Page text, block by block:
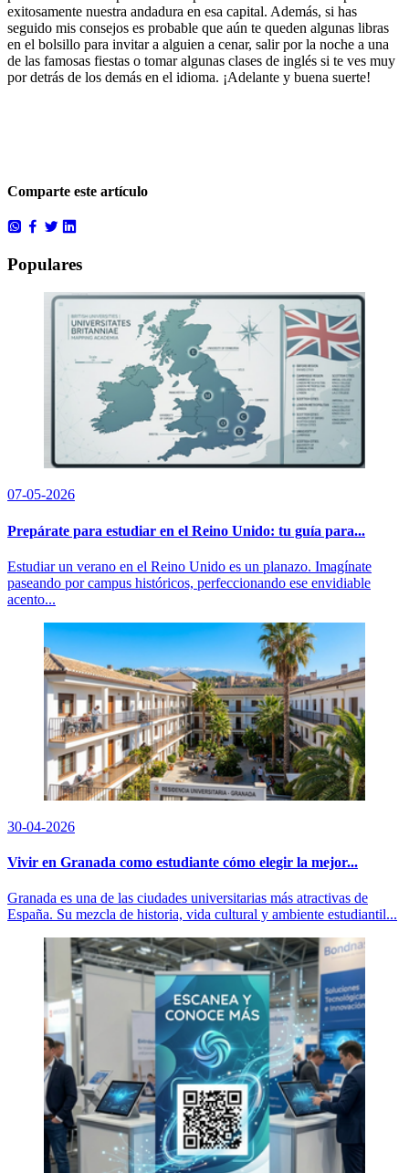
exitosamente nuestra andadura en esa capital. Además, si has
seguido mis consejos es probable que aún te queden algunas libras
en el bolsillo para invitar a alguien a cenar, salir por la noche a una
de las famosas fiestas o tomar algunas clases de inglés si te ves muy
por detrás de los demás en el idioma. ¡Adelante y buena suerte!
Comparte este artículo
Populares
07-05-2026
Prepárate para estudiar en el Reino Unido: tu guía para...
Estudiar un verano en el Reino Unido es un planazo. Imagínate
paseando por campus históricos, perfeccionando ese envidiable
acento...
30-04-2026
Vivir en Granada como estudiante cómo elegir la mejor...
Granada es una de las ciudades universitarias más atractivas de
España. Su mezcla de historia, vida cultural y ambiente estudiantil...